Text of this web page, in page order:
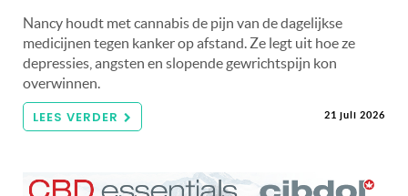
Nancy houdt met cannabis de pijn van de dagelijkse
medicijnen tegen kanker op afstand. Ze legt uit hoe ze
depressies, angsten en slopende gewrichtspijn kon
overwinnen.
LEES VERDER 21 juli 2026